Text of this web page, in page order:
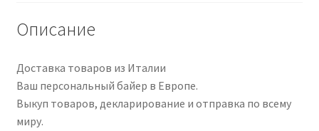
Описание
Доставка товаров из Италии
Ваш персональный байер в Европе.
Выкуп товаров, декларирование и отправка по всему
миру.